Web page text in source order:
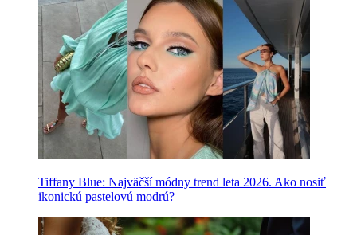
Tiffany Blue: Najväčší módny trend leta 2026. Ako nosiť
ikonickú pastelovú modrú?